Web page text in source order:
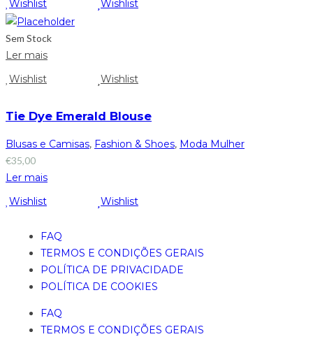
Wishlist
Wishlist
Sem Stock
Ler mais
Wishlist
Wishlist
Tie Dye Emerald Blouse
Blusas e Camisas, Fashion & Shoes, Moda Mulher
€35,00
Ler mais
Wishlist
Wishlist
FAQ
TERMOS E CONDIÇÕES GERAIS
POLÍTICA DE PRIVACIDADE
POLÍTICA DE COOKIES
FAQ
TERMOS E CONDIÇÕES GERAIS